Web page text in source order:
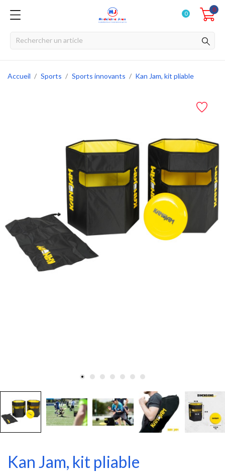
0
0
Accueil Sports Sports innovants Kan Jam, kit pliable
Kan Jam, kit pliable